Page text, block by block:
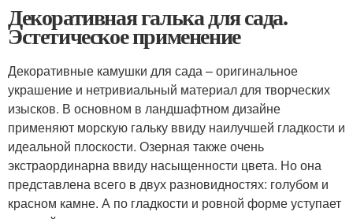
Декоративная галька для сада.
Эстетическое применение
Декоративные камушки для сада – оригинальное
украшение и нетривиальный материал для творческих
изысков. В основном в ландшафтном дизайне
применяют морскую гальку ввиду наилучшей гладкости и
идеальной плоскости. Озерная также очень
экстраординарна ввиду насыщенности цвета. Но она
представлена всего в двух разновидностях: голубом и
красном камне. А по гладкости и ровной форме уступает